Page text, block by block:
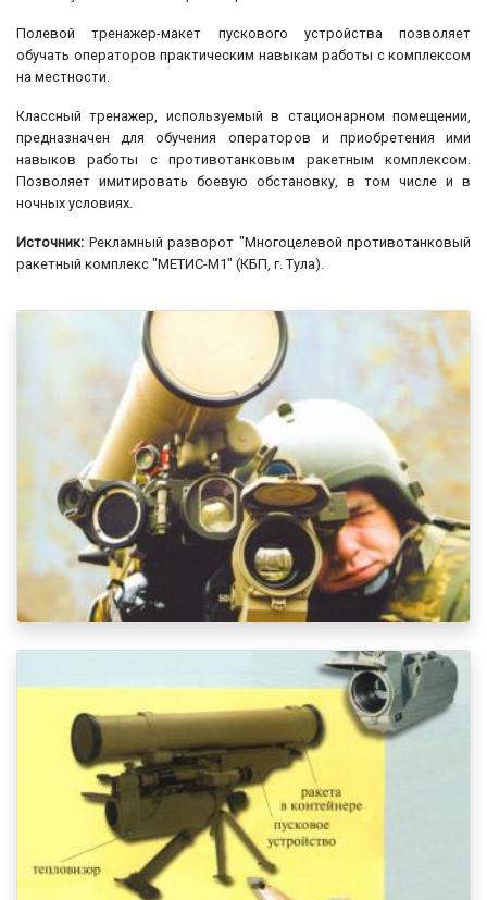
Полевой тренажер-макет пускового устройства позволяет
обучать операторов практическим навыкам работы с комплексом
на местности.
Классный тренажер, используемый в стационарном помещении,
предназначен для обучения операторов и приобретения ими
навыков работы с противотанковым ракетным комплексом.
Позволяет имитировать боевую обстановку, в том числе и в
ночных условиях.
Источник: Рекламный разворот "Многоцелевой противотанковый
ракетный комплекс "МЕТИС-М1" (КБП, г. Тула).